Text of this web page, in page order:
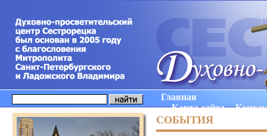
Главная
Карта сайта
СОБЫТИЯ